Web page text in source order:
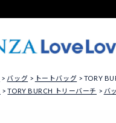
バッグ トートバッグ
TORY
TORY BURCH トリーバーチ バ